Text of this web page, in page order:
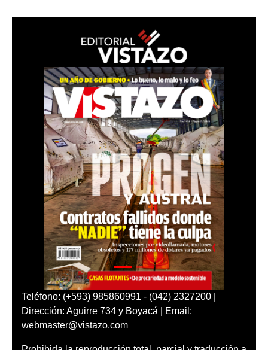
Teléfono: (+593) 985860991 - (042) 2327200 |
Dirección: Aguirre 734 y Boyacá | Email:
webmaster@vistazo.com